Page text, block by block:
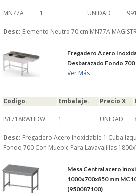
MN77A 1 UNIDAD
Desc: Elemento Neutro 70 cm MN77A
Fregadero Acero
Desbarazado Fondo
Ver Más
Codigo. Embalaje. Precio X
IS1718RWHDW 1 UNIDAD
Desc: Fregadero Acero Inoxidable 1 Cuba
Fondo 700 Con Mueble Para Lavavajillas
Mesa Central acero
1000x700x850 mm
(950087100)